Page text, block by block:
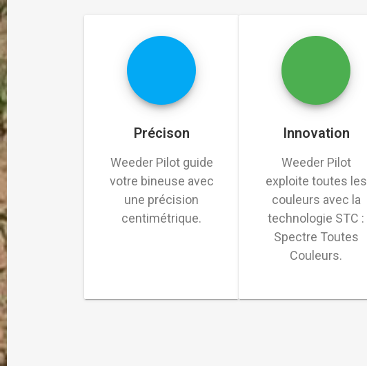
Précison
Weeder Pilot guide
votre bineuse avec
une précision
centimétrique.
Innovation
Weeder Pilot
exploite toutes les
couleurs avec la
technologie STC :
Spectre Toutes
Couleurs.